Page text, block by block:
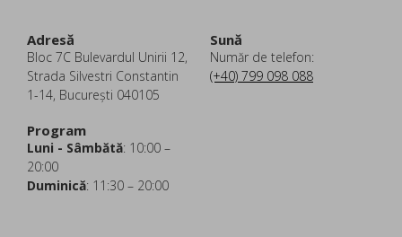
Adresă
Bloc 7C Bulevardul Unirii 12,
Strada Silvestri Constantin
1-14, București 040105
Sună
Număr de telefon:
(+40) 799 098 088
Program
Luni - Sâmbătă: 10:00 –
20:00
Duminică: 11:30 – 20:00